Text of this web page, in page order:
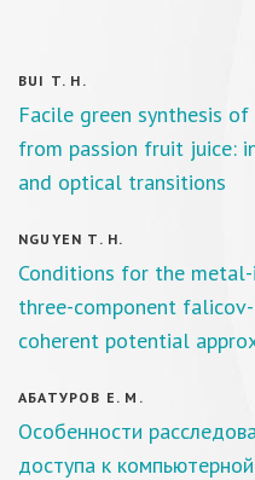
BUI T. H.
Facile green synthesis
from passion fruit juice:
and optical transitions
NGUYEN T. H.
Conditions for the
three-component
coherent potential
АБАТУРОВ Е. М.
Особенности
доступа к